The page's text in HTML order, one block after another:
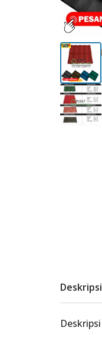
Deskripsi
Deskripsi